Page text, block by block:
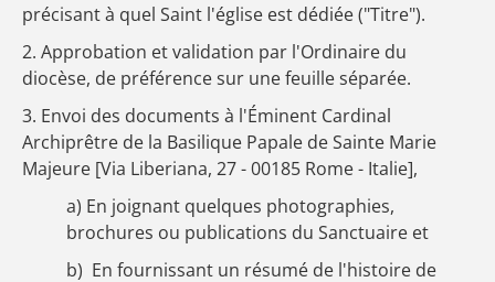
précisant à quel Saint l'église est dédiée ("Titre").
2. Approbation et validation par l'Ordinaire du
diocèse, de préférence sur une feuille séparée.
3. Envoi des documents à l'Éminent Cardinal
Archiprêtre de la Basilique Papale de Sainte Marie
Majeure [Via Liberiana, 27 - 00185 Rome - Italie],
a) En joignant quelques photographies,
brochures ou publications du Sanctuaire et
b) En fournissant un résumé de l'histoire de